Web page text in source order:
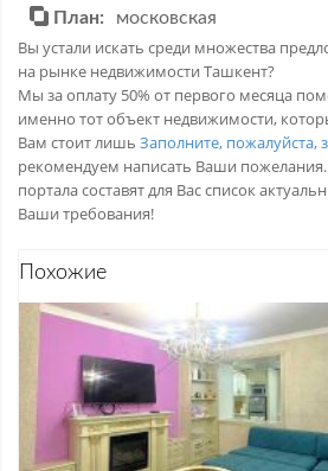
План:
московская
Вы устали искать среди множества
на рынке недвижимости Ташкент?
Мы за оплату 50% от первого месяца
именно тот объект недвижимости,
Вам стоит лишь Заполните, пожалуйста,
рекомендуем написать Ваши
портала составят для Вас список
Ваши требования!
Похожие